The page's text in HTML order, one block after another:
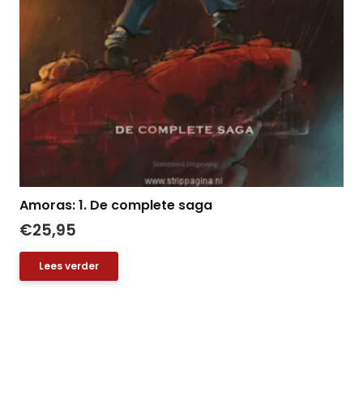
Amoras: 1. De complete saga
€25,95
Lees verder